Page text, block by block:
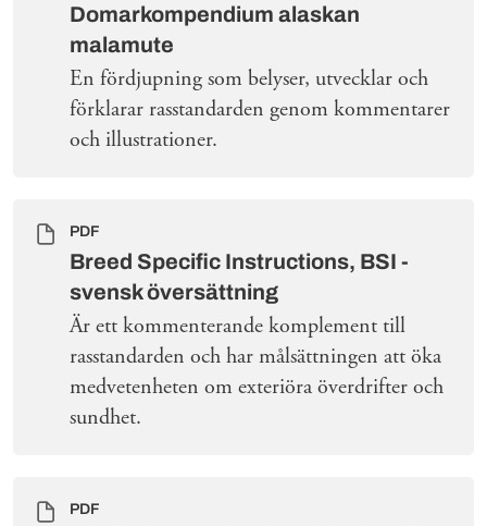
Domarkompendium alaskan
malamute
En fördjupning som belyser, utvecklar och
förklarar rasstandarden genom kommentarer
och illustrationer.
PDF
Breed Specific Instructions, BSI -
svensk översättning
Är ett kommenterande komplement till
rasstandarden och har målsättningen att öka
medvetenheten om exteriöra överdrifter och
sundhet.
PDF